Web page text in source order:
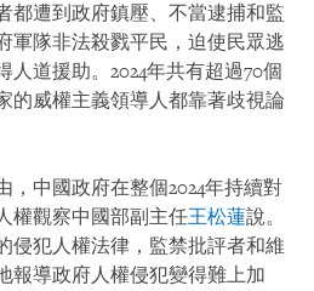
都遭到政府鎮壓、不當逮捕和監
軍隊非法殺戮平民，迫使民眾逃
人道援助。2024年共有超過70個
的威權主義領導人都靠著歧視論
，中國政府在整個2024年持續對
權觀察中國部副主任王松蓮說。
侵犯人權法律，監禁批評者和維
報導政府人權侵犯變得難上加